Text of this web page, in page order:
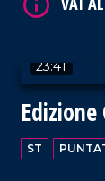
23:41
Edizione
ST